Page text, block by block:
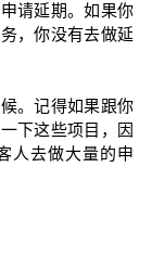
请延期。如果你
，你没有去做延
。记得如果跟你
下这些项目，因
人去做大量的申